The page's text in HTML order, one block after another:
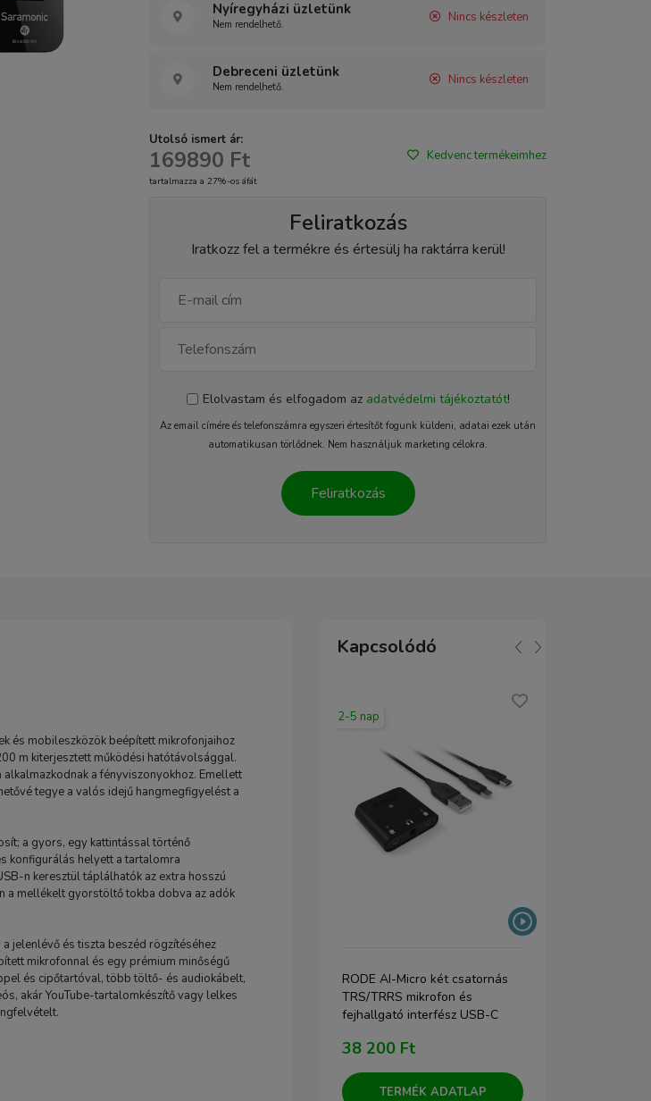
Nyíregyházi üzletünk
Nem rendelhető. Nincs készleten
Debreceni üzletünk
Nem rendelhető. Nincs készleten
Utolsó ismert ár:
169890 Ft
tartalmazza a 27%-os áfát
Kedvenc termékeimhez
Feliratkozás
Iratkozz fel a termékre és értesülj ha raktárra kerül!
Elolvastam és elfogadom az adatvédelmi tájékoztatót!
Az email címére és telefonszámra egyszeri értesítőt fogunk küldeni, adatai ezek után
automatikusan törlődnek. Nem használjuk marketing célokra.
Feliratkozás
és mobileszközök beépített mikrofonjaihoz
m kiterjesztett működési hatótávolsággal.
a fényviszonyokhoz. Emellett
tegye a valós idejű hangmegfigyelést a
a gyors, egy kattintással történő
konfigurálás helyett a tartalomra
n keresztül táplálhatók az extra hosszú
a mellékelt gyorstöltő tokba dobva az adók
jelenlévő és tiszta beszéd rögzítéséhez
mikrofonnal és egy prémium minőségű
és cipőtartóval, több töltő- és audiokábelt,
akár YouTube-tartalomkészítő vagy lelkes
Kapcsolódó
Boya BY-PM300 USB mikrofon
2-5 nap
RODE AI-Micro két csatornás
TRS/TRRS mikrofon és
fejhallgató interfész USB-C
USB-A kábelekkel
38 200 Ft
TERMÉK ADATLAP